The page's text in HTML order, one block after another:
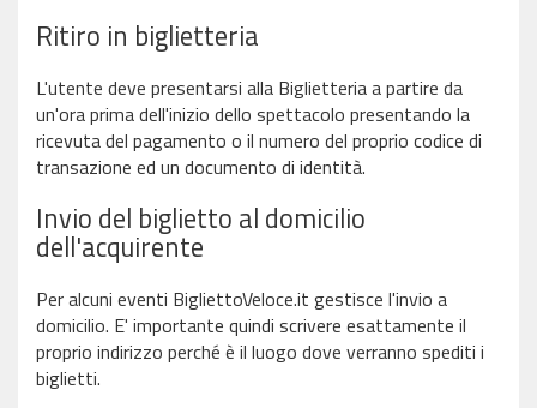
Ritiro in biglietteria
L'utente deve presentarsi alla Biglietteria a partire da
un'ora prima dell'inizio dello spettacolo presentando la
ricevuta del pagamento o il numero del proprio codice di
transazione ed un documento di identità.
Invio del biglietto al domicilio
dell'acquirente
Per alcuni eventi BigliettoVeloce.it gestisce l'invio a
domicilio. E' importante quindi scrivere esattamente il
proprio indirizzo perché è il luogo dove verranno spediti i
biglietti.